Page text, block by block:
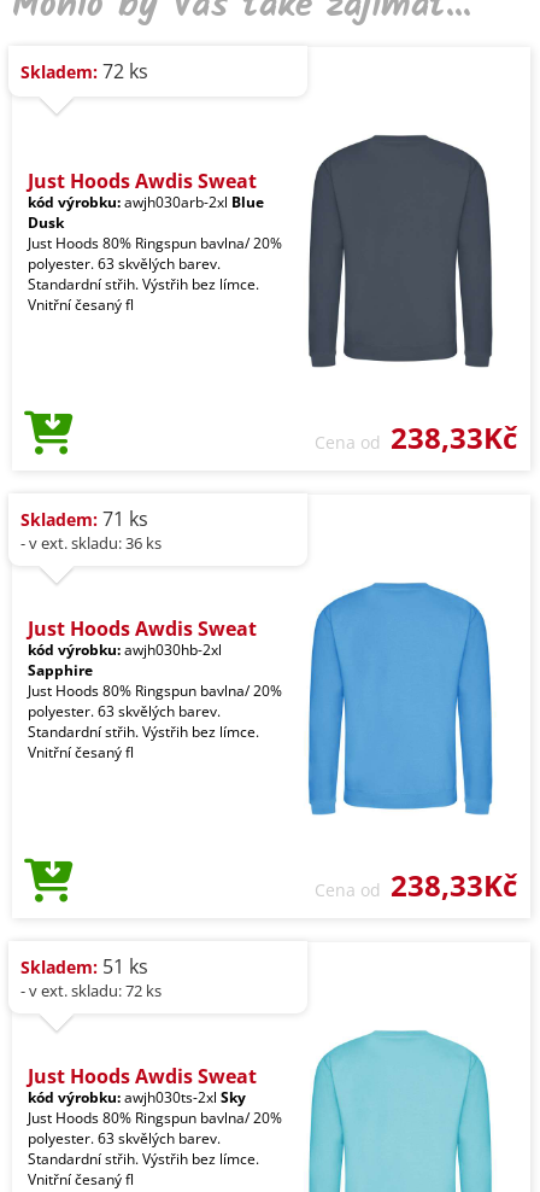
Skladem: 72 ks
Just Hoods Awdis Sweat
kód výrobku:awjh030arb-2xl Blue
Dusk
Just Hoods 80% Ringspun bavlna/ 20%
polyester. 63 skvělých barev.
Standardní střih. Výstřih bez límce.
Vnitřní česaný fl
Cena od 238,33Kč
Skladem: 71 ks
- v ext. skladu: 36 ks
Just Hoods Awdis Sweat
kód výrobku:awjh030hb-2xl
Sapphire
Just Hoods 80% Ringspun bavlna/ 20%
polyester. 63 skvělých barev.
Standardní střih. Výstřih bez límce.
Vnitřní česaný fl
Cena od 238,33Kč
Skladem: 51 ks
- v ext. skladu: 72 ks
Just Hoods Awdis Sweat
kód výrobku:awjh030ts-2xl Sky
Just Hoods 80% Ringspun bavlna/ 20%
polyester. 63 skvělých barev.
Standardní střih. Výstřih bez límce.
Vnitřní česaný fl